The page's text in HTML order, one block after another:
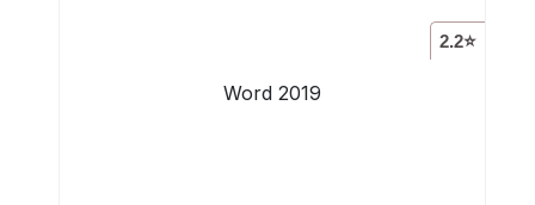
2.2⭐
Word 2019